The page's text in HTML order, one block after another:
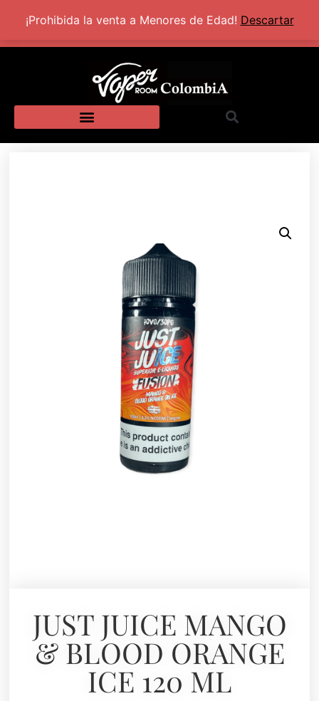
+57 320 2924318 Lun - Sab: 10:00 AM - 5:30 PM
JUST JUICE MANGO
& BLOOD ORANGE
ICE 120 ML
¡Prohibida la venta a Menores de Edad! Descartar